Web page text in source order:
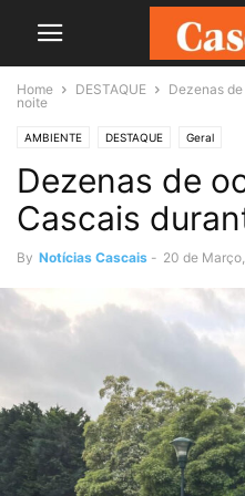
Home DESTAQUE
Dezenas
noite
AMBIENTE DESTAQUE Geral
Dezenas de
Cascais
By Notícias Cascais - 20 de